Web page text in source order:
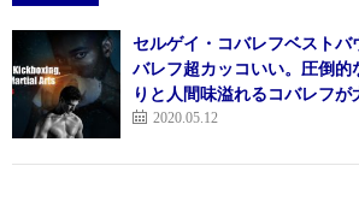
セルゲイ・コバレフベストバ
バレフ超カッコいい。圧倒的
りと人間味溢れるコバレフ
2020.05.12